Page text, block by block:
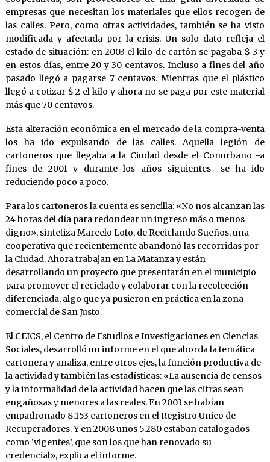
empresas que necesitan los materiales que ellos recogen de
las calles. Pero, como otras actividades, también se ha visto
modificada y afectada por la crisis. Un solo dato refleja el
estado de situación: en 2003 el kilo de cartón se pagaba $ 3 y
en estos días, entre 20 y 30 centavos. Incluso a fines del año
pasado llegó a pagarse 7 centavos. Mientras que el plástico
llegó a cotizar $ 2 el kilo y ahora no se paga por este material
más que 70 centavos.
Esta alteración económica en el mercado de la compra-venta
los ha ido expulsando de las calles. Aquella legión de
cartoneros que llegaba a la Ciudad desde el Conurbano -a
fines de 2001 y durante los años siguientes- se ha ido
reduciendo poco a poco.
Para los cartoneros la cuenta es sencilla: «No nos alcanzan las
24 horas del día para redondear un ingreso más o menos
digno», sintetiza Marcelo Loto, de Reciclando Sueños, una
cooperativa que recientemente abandonó las recorridas por
la Ciudad. Ahora trabajan en La Matanza y están
desarrollando un proyecto que presentarán en el municipio
para promover el reciclado y colaborar con la recolección
diferenciada, algo que ya pusieron en práctica en la zona
comercial de San Justo.
El CEICS, el Centro de Estudios e Investigaciones en Ciencias
Sociales, desarrolló un informe en el que aborda la temática
cartonera y analiza, entre otros ejes, la función productiva de
la actividad y también las estadísticas: «La ausencia de censos
y la informalidad de la actividad hacen que las cifras sean
engañosas y menores a las reales. En 2003 se habían
empadronado 8.153 cartoneros en el Registro Unico de
Recuperadores. Y en 2008 unos 5.280 estaban catalogados
como ‘vigentes’, que son los que han renovado su
credencial», explica el informe.